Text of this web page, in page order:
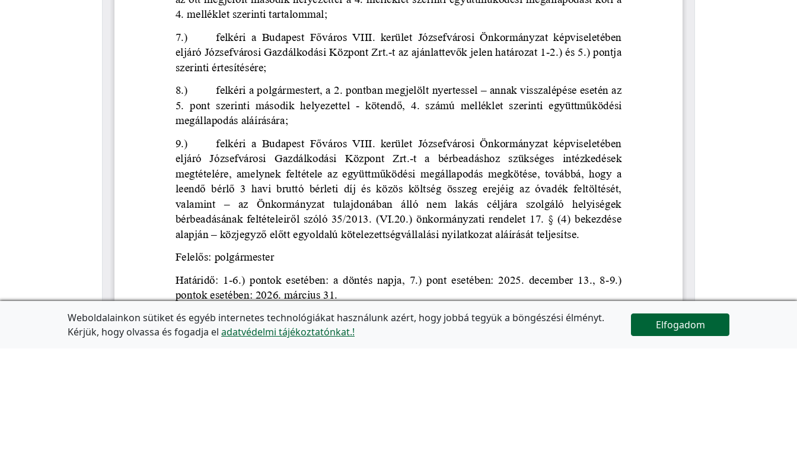
Az oldal folytatódik
Weboldalainkon sütiket és egyéb internetes technológiákat használunk azért, hogy jobbá tegyük a böngészési élményt.
Kérjük, hogy olvassa és fogadja el adatvédelmi tájékoztatónkat.!
Elfogadom